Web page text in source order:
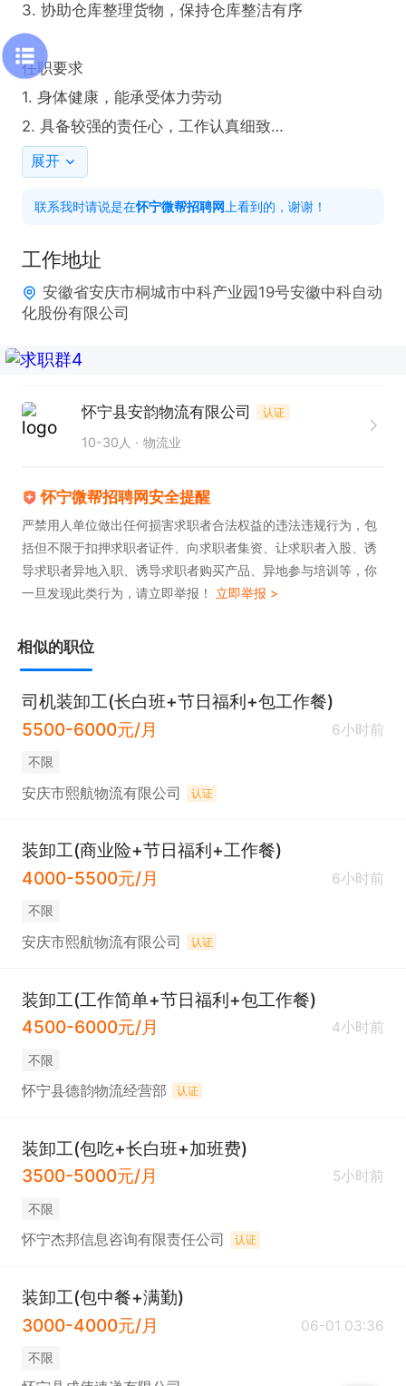
3. 协助仓库整理货物，保持仓库整洁有序
任职要求
1. 身体健康，能承受体力劳动
2. 具备较强的责任心，工作认真细致
3. 有装卸/搬运经验
工作时间：08:00-20:00
工作地点在：桐城市新渡镇
展开
联系我时请说是在怀宁微帮招聘网 上看到的，谢谢！
工作地址
安徽省安庆市桐城市中科产业园19号安徽中科自动
化股份有限公司
怀宁县安韵物流有限公司 认证
10-30人 物流业
怀宁微帮招聘网安全提醒
严禁用人单位做出任何损害求职者合法权益的违法违规行为，包
括但不限于扣押求职者证件、向求职者集资、让求职者入股、诱
导求职者异地入职、诱导求职者购买产品、异地参与培训等，你
一旦发现此类行为，请立即举报！ 立即举报 >
相似的职位
司机装卸工(长白班+节日福利+包工作餐)
5500-6000元/月
6小时前
不限
安庆市熙航物流有限公司 认证
装卸工(商业险+节日福利+工作餐)
4000-5500元/月
6小时前
不限
安庆市熙航物流有限公司 认证
装卸工(工作简单+节日福利+包工作餐)
4500-6000元/月
4小时前
不限
怀宁县德韵物流经营部 认证
装卸工(包吃+长白班+加班费)
3500-5000元/月
5小时前
不限
怀宁杰邦信息咨询有限责任公司 认证
装卸工(包中餐+满勤)
3000-4000元/月
06-01 03:36
不限